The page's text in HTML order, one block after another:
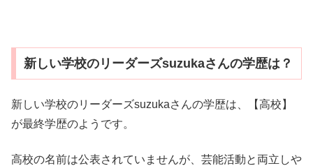
新しい学校のリーダーズsuzukaさんの学歴は？
新しい学校のリーダーズsuzukaさんの学歴は、【高校】
が最終学歴のようです。
高校の名前は公表されていませんが、芸能活動と両立しや